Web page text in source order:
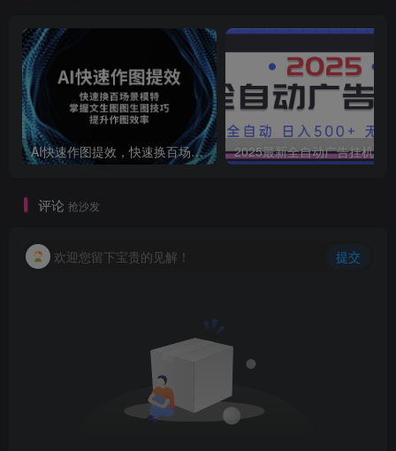
AI快速作图提效，快速换百场景模特，掌握文生图图生图技巧，提升作图效率
评论 抢沙发
欢迎您留下宝贵的见解！ 提交